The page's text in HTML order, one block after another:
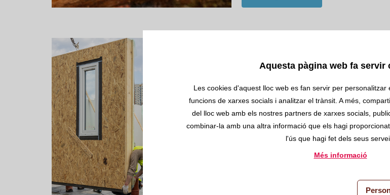
El futur de la construcció és
prefabricat?
Cada vegada són més les persones que
pels habitatges modulars o prefabricats. La
ràpida construcció i el seu baix cost les
en una solució perfecta per als qui disposen
temps o un pressupost ajustat
Aquesta pàgina web fa servir
Les cookies d'aquest lloc web es fan servir per
funcions de xarxes socials i analitzar el trànsit. A més,
del lloc web amb els nostres partners de xarxes socials,
combinar-la amb una altra informació que els hagi
l'ús que hagi fet dels seus
Més informació